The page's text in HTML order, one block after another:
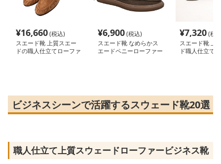
¥16,660(税込)
スエード靴 上質スエー
ドの職人仕立てローファ
¥6,900(税込)
スエード靴 なめらかス
エードペニーローファー
¥7,320(税
スエード靴 上
ド職人仕立て
ビジネスシーンで活躍するスウェード靴20選
職人仕立て上質スウェードローファービジネス靴